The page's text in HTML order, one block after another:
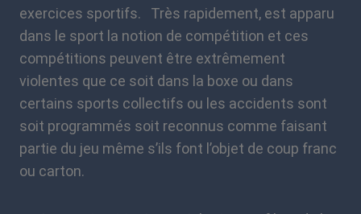
exercices sportifs. Très rapidement, est apparu
dans le sport la notion de compétition et ces
compétitions peuvent être extrêmement
violentes que ce soit dans la boxe ou dans
certains sports collectifs ou les accidents sont
soit programmés soit reconnus comme faisant
partie du jeu même s’ils font l’objet de coup franc
ou carton.